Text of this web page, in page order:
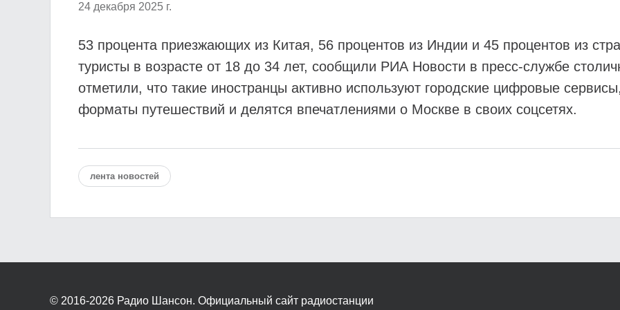
24 декабря 2025 г.
53 процента приезжающих из Китая, 56 процентов из Индии и 45 процентов из
туристы в возрасте от 18 до 34 лет, сообщили РИА Новости в пресс-службе
отметили, что такие иностранцы активно используют городские цифровые
форматы путешествий и делятся впечатлениями о Москве в своих соцсетях.
лента новостей
© 2016-2026 Радио Шансон. Официальный сайт радиостанции